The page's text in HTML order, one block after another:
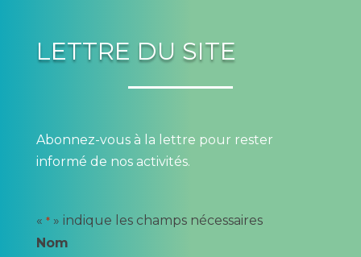
LETTRE DU SITE
Abonnez-vous à la lettre pour rester
informé de nos activités.
« *» indique les champs nécessaires
Nom